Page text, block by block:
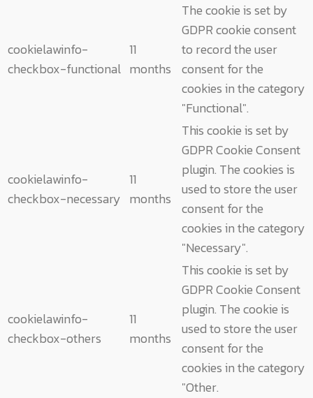
cookielawinfo-
checkbox-functional
11
months
The cookie is set by
GDPR cookie consent
to record the user
consent for the
cookies in the category
"Functional".
cookielawinfo-
checkbox-necessary
11
months
This cookie is set by
GDPR Cookie Consent
plugin. The cookies is
used to store the user
consent for the
cookies in the category
"Necessary".
cookielawinfo-
checkbox-others
11
months
This cookie is set by
GDPR Cookie Consent
plugin. The cookie is
used to store the user
consent for the
cookies in the category
"Other.